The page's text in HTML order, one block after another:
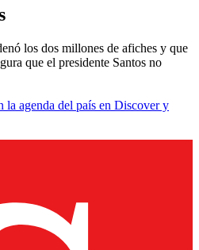
los dos millones de afiches y que
que el presidente Santos no
la agenda del país en Discover y